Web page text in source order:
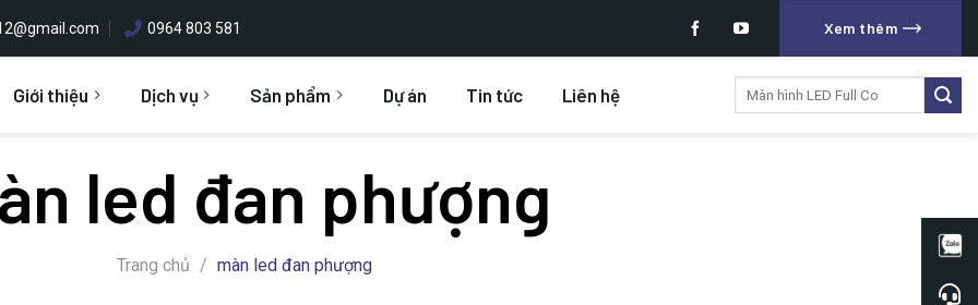
0964 803 581 Xem thêm
Giới thiệu Dịch vụ Sản phẩm Dự án Tin tức Liên hệ
led đan phượng
Trang chủ / màn led đan phượng